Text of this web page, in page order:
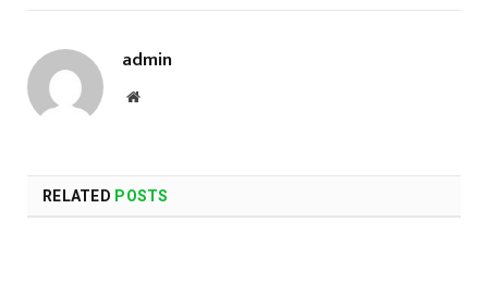
admin
Website
RELATED POSTS